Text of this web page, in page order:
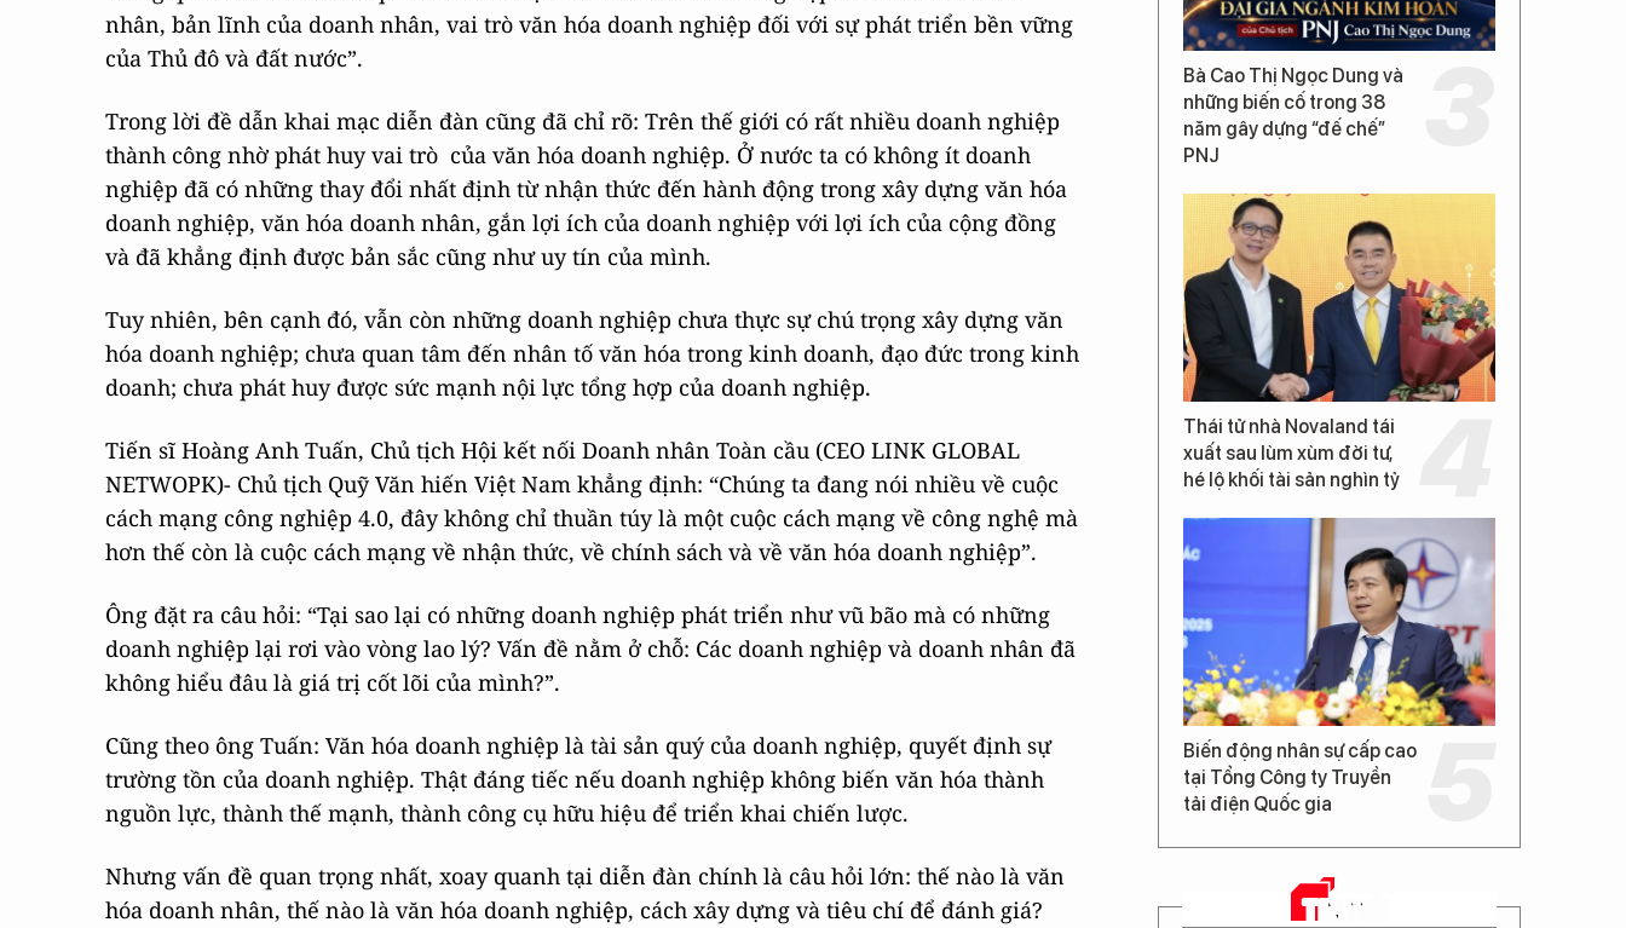
nhân, bản lĩnh của doanh nhân, vai trò văn hóa doanh nghiệp đối với sự phát triển bền vững
của Thủ đô và đất nước”.
Trong lời đề dẫn khai mạc diễn đàn cũng đã chỉ rõ: Trên thế giới có rất nhiều doanh nghiệp
thành công nhờ phát huy vai trò của văn hóa doanh nghiệp. Ở nước ta có không ít doanh
nghiệp đã có những thay đổi nhất định từ nhận thức đến hành động trong xây dựng văn hóa
doanh nghiệp, văn hóa doanh nhân, gắn lợi ích của doanh nghiệp với lợi ích của cộng đồng
và đã khẳng định được bản sắc cũng như uy tín của mình.
Tuy nhiên, bên cạnh đó, vẫn còn những doanh nghiệp chưa thực sự chú trọng xây dựng văn
hóa doanh nghiệp; chưa quan tâm đến nhân tố văn hóa trong kinh doanh, đạo đức trong kinh
doanh; chưa phát huy được sức mạnh nội lực tổng hợp của doanh nghiệp.
Tiến sĩ Hoàng Anh Tuấn, Chủ tịch Hội kết nối Doanh nhân Toàn cầu (CEO LINK GLOBAL
NETWOPK)- Chủ tịch Quỹ Văn hiến Việt Nam khẳng định: “Chúng ta đang nói nhiều về cuộc
cách mạng công nghiệp 4.0, đây không chỉ thuần túy là một cuộc cách mạng về công nghệ mà
hơn thế còn là cuộc cách mạng về nhận thức, về chính sách và về văn hóa doanh nghiệp”.
Ông đặt ra câu hỏi: “Tại sao lại có những doanh nghiệp phát triển như vũ bão mà có những
doanh nghiệp lại rơi vào vòng lao lý? Vấn đề nằm ở chỗ: Các doanh nghiệp và doanh nhân đã
không hiểu đâu là giá trị cốt lõi của mình?”.
Cũng theo ông Tuấn: Văn hóa doanh nghiệp là tài sản quý của doanh nghiệp, quyết định sự
trường tồn của doanh nghiệp. Thật đáng tiếc nếu doanh nghiệp không biến văn hóa thành
nguồn lực, thành thế mạnh, thành công cụ hữu hiệu để triển khai chiến lược.
Nhưng vấn đề quan trọng nhất, xoay quanh tại diễn đàn chính là câu hỏi lớn: thế nào là văn
hóa doanh nhân, thế nào là văn hóa doanh nghiệp, cách xây dựng và tiêu chí để đánh giá?
Bà Cao Thị Ngọc Dung và
những biến cố trong 38
năm gây dựng “đế chế”
PNJ
Thái tử nhà Novaland tái
xuất sau lùm xùm đời tư,
hé lộ khối tài sản nghìn tỷ
Biến động nhân sự cấp cao
tại Tổng Công ty Truyền
tải điện Quốc gia
TIN MỚI